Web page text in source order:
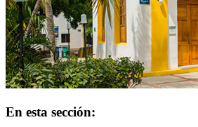
En esta sección: